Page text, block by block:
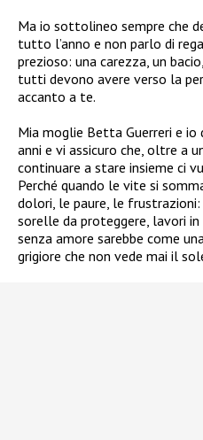
Ma io sottolineo sempre che
tutto l’anno e non parlo di
prezioso: una carezza, un
tutti devono avere verso la
accanto a te.
Mia moglie Betta Guerreri e io
anni e vi assicuro che, oltre a
continuare a stare insieme ci
Perché quando le vite si
dolori, le paure, le frustrazioni:
sorelle da proteggere, lavori
senza amore sarebbe come
grigiore che non vede mai il